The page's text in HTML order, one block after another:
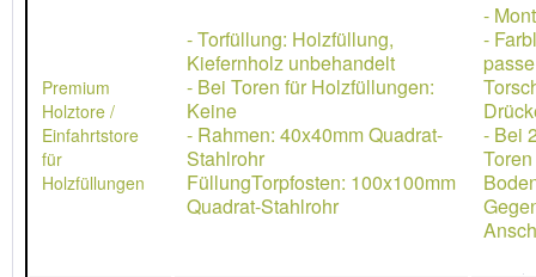
Premium
Holztore /
Einfahrtstore
für
Holzfüllungen
- Torfüllung: Holzfüllung,
Kiefernholz unbehandelt
- Bei Toren für Holzfüllungen:
Keine
- Rahmen: 40x40mm Quadrat-
Stahlrohr
FüllungTorpfosten: 100x100mm
Quadrat-Stahlrohr
-
-
- Bei